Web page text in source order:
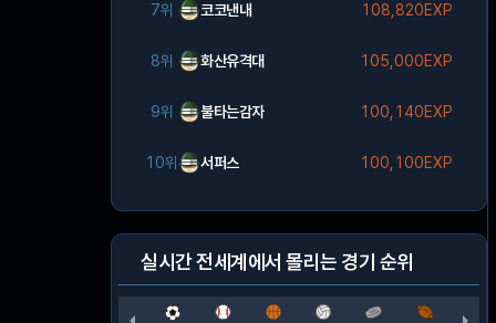
7위 코코낸내 108,820EXP
8위 화산유격대 105,000EXP
9위 불타는감자 100,140EXP
10위 서퍼스 100,100EXP
실시간 전세계에서 몰리는 경기 순위